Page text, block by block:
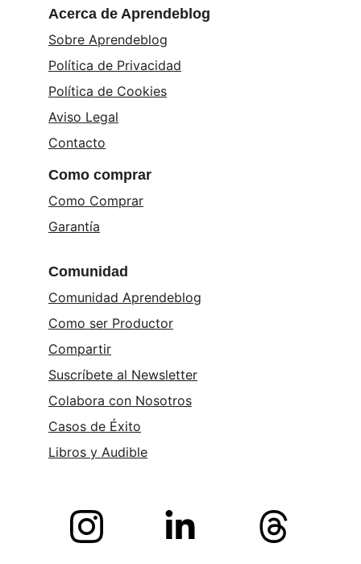
Acerca de Aprendeblog
Sobre Aprendeblog
Política de Privacidad
Política de Cookies
Aviso Legal
Contacto
Como comprar
Como Comprar
Garantía
Comunidad
Comunidad Aprendeblog
Como ser Productor
Compartir
Suscríbete al Newsletter
Colabora con Nosotros
Casos de Éxito
Libros y Audible